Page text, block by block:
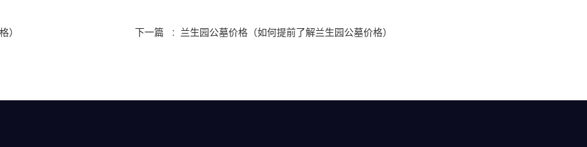
） 下一篇 : 兰生园公墓价格（如何提前了解兰生园公墓价格）